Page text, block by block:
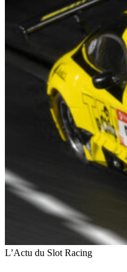
L’Actu du Slot Racing